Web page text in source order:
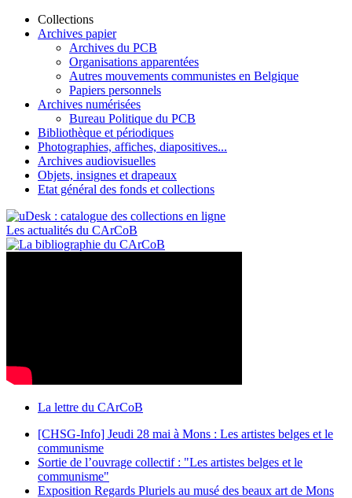
Collections
Archives papier
Archives du PCB
Organisations apparentées
Autres mouvements communistes en Belgique
Papiers personnels
Archives numérisées
Bureau Politique du PCB
Bibliothèque et périodiques
Photographies, affiches, diapositives...
Archives audiovisuelles
Objets, insignes et drapeaux
Etat général des fonds et collections
Les actualités du CArCoB
La lettre du CArCoB
[CHSG-Info] Jeudi 28 mai à Mons : Les artistes belges et le
communisme
Sortie de l’ouvrage collectif : "Les artistes belges et le
communisme"
Exposition Regards Pluriels au musé des beaux art de Mons